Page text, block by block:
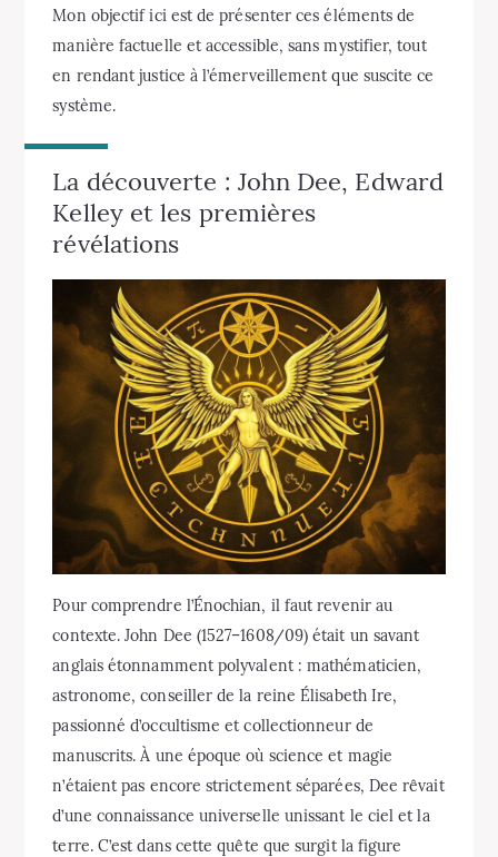
Mon objectif ici est de présenter ces éléments de
manière factuelle et accessible, sans mystifier, tout
en rendant justice à l’émerveillement que suscite ce
système.
La découverte : John Dee, Edward
Kelley et les premières
révélations
Pour comprendre l’Énochian, il faut revenir au
contexte. John Dee (1527–1608/09) était un savant
anglais étonnamment polyvalent : mathématicien,
astronome, conseiller de la reine Élisabeth Ire,
passionné d’occultisme et collectionneur de
manuscrits. À une époque où science et magie
n’étaient pas encore strictement séparées, Dee rêvait
d’une connaissance universelle unissant le ciel et la
terre. C’est dans cette quête que surgit la figure